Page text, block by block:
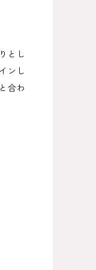
とし
ンし
合わ